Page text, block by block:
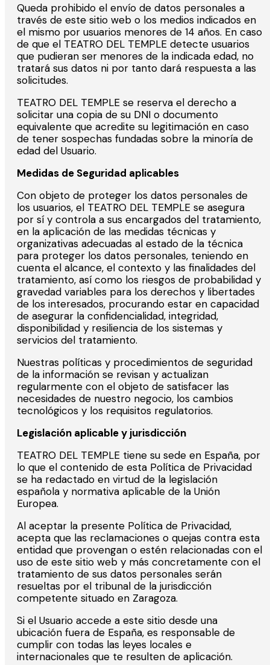
Queda prohibido el envío de datos personales a
través de este sitio web o los medios indicados en
el mismo por usuarios menores de 14 años. En caso
de que el TEATRO DEL TEMPLE detecte usuarios
que pudieran ser menores de la indicada edad, no
tratará sus datos ni por tanto dará respuesta a las
solicitudes.
TEATRO DEL TEMPLE se reserva el derecho a
solicitar una copia de su DNI o documento
equivalente que acredite su legitimación en caso
de tener sospechas fundadas sobre la minoría de
edad del Usuario.
Medidas de Seguridad aplicables
Con objeto de proteger los datos personales de
los usuarios, el TEATRO DEL TEMPLE se asegura
por sí y controla a sus encargados del tratamiento,
en la aplicación de las medidas técnicas y
organizativas adecuadas al estado de la técnica
para proteger los datos personales, teniendo en
cuenta el alcance, el contexto y las finalidades del
tratamiento, así como los riesgos de probabilidad y
gravedad variables para los derechos y libertades
de los interesados, procurando estar en capacidad
de asegurar la confidencialidad, integridad,
disponibilidad y resiliencia de los sistemas y
servicios del tratamiento.
Nuestras políticas y procedimientos de seguridad
de la información se revisan y actualizan
regularmente con el objeto de satisfacer las
necesidades de nuestro negocio, los cambios
tecnológicos y los requisitos regulatorios.
Legislación aplicable y jurisdicción
TEATRO DEL TEMPLE tiene su sede en España, por
lo que el contenido de esta Política de Privacidad
se ha redactado en virtud de la legislación
española y normativa aplicable de la Unión
Europea.
Al aceptar la presente Política de Privacidad,
acepta que las reclamaciones o quejas contra esta
entidad que provengan o estén relacionadas con el
uso de este sitio web y más concretamente con el
tratamiento de sus datos personales serán
resueltas por el tribunal de la jurisdicción
competente situado en Zaragoza.
Si el Usuario accede a este sitio desde una
ubicación fuera de España, es responsable de
cumplir con todas las leyes locales e
internacionales que te resulten de aplicación.